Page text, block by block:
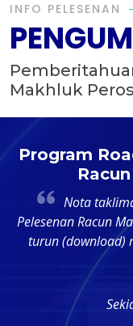
INFO PELESENAN
Makhluk
Program
Nota
Pelesenan Racun
turun (download)